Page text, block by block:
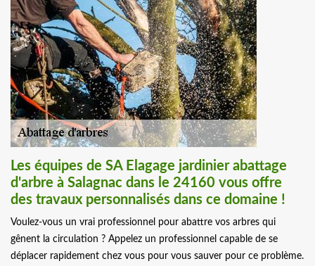
Les équipes de SA Elagage jardinier abattage
d'arbre à Salagnac dans le 24160 vous offre
des travaux personnalisés dans ce domaine !
Voulez-vous un vrai professionnel pour abattre vos arbres qui
gênent la circulation ? Appelez un professionnel capable de se
déplacer rapidement chez vous pour vous sauver pour ce problème.